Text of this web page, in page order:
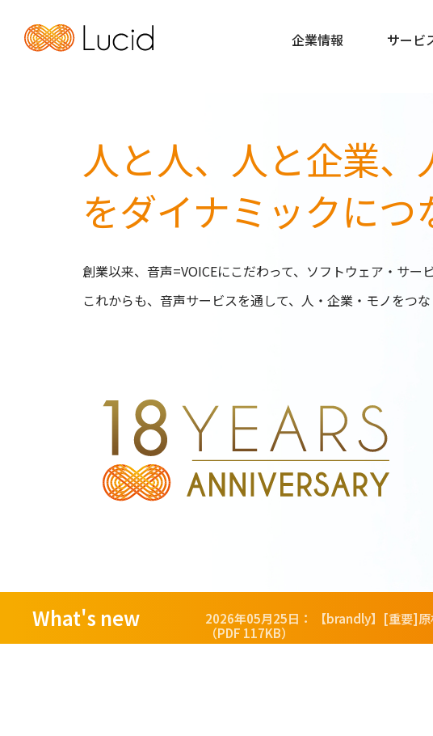
企業情報 サービ
企業情報 サービ
人と人、人と企業、
をダイナミックにつ
創業以来、音声=VOICEにこだわって、ソフトウェア・サー
これからも、音声サービスを通して、人・企業・モノをつ
What's new 2026年05月25日：
【brandly】[重要]
（PDF 117KB）